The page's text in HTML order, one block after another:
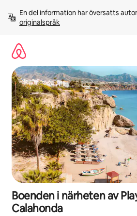
innehåll
En del information har översatts
originalspråk
Boenden i närheten av
Calahonda